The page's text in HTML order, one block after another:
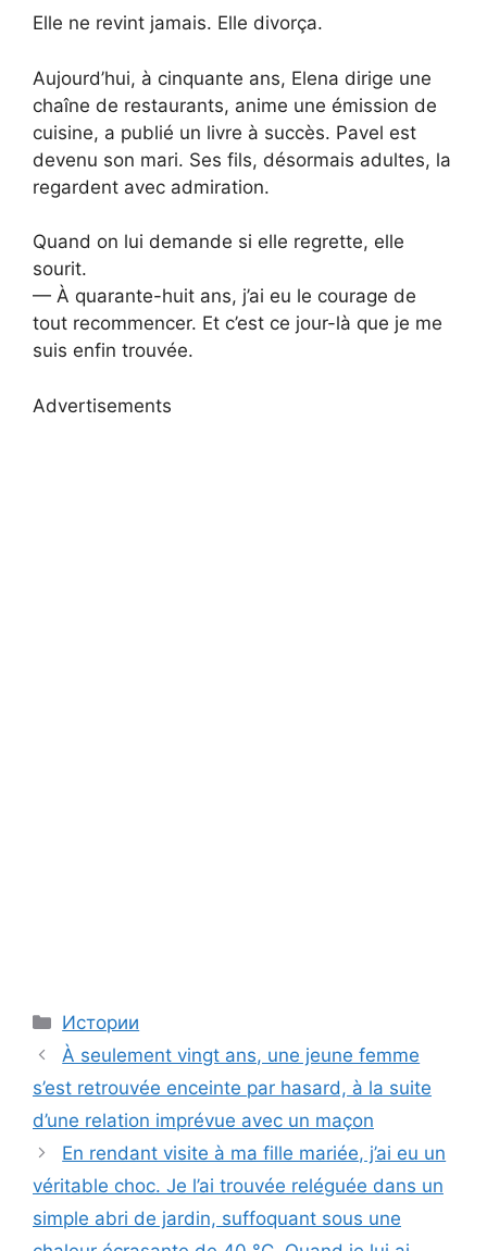
Elle ne revint jamais. Elle divorça.
Aujourd’hui, à cinquante ans, Elena dirige une
chaîne de restaurants, anime une émission de
cuisine, a publié un livre à succès. Pavel est
devenu son mari. Ses fils, désormais adultes, la
regardent avec admiration.
Quand on lui demande si elle regrette, elle
sourit.
— À quarante-huit ans, j’ai eu le courage de
tout recommencer. Et c’est ce jour-là que je me
suis enfin trouvée.
Advertisements
Categories
Истории
À seulement vingt ans, une jeune femme
s’est retrouvée enceinte par hasard, à la suite
d’une relation imprévue avec un maçon
En rendant visite à ma fille mariée, j’ai eu un
véritable choc. Je l’ai trouvée reléguée dans un
simple abri de jardin, suffoquant sous une